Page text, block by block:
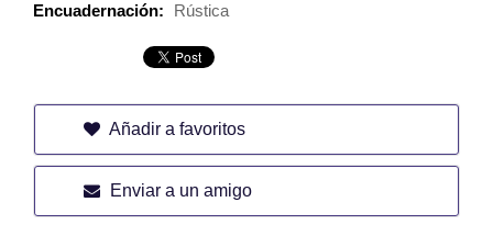
Encuadernación:
Rústica
Añadir a favoritos
Enviar a un amigo